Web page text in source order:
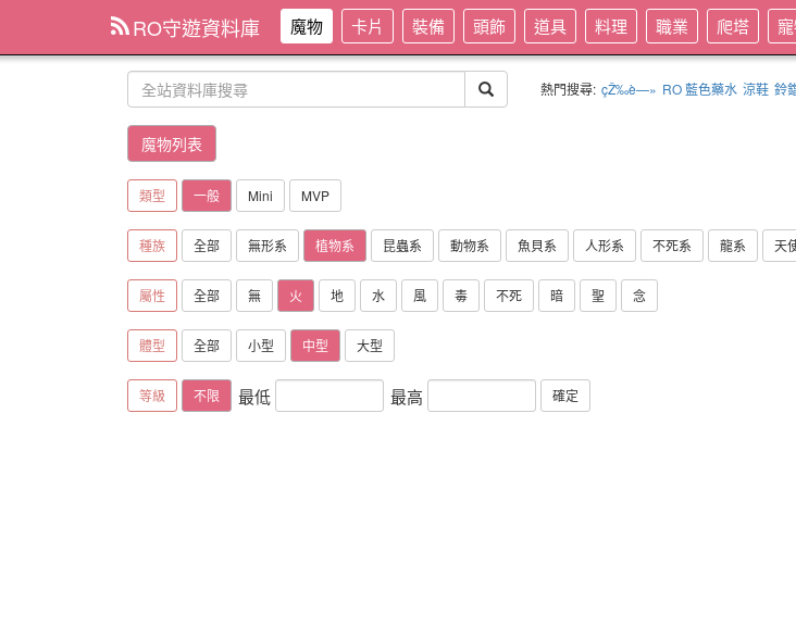
RO守遊資料庫 魔物 卡片 裝備 頭飾 道具 料理 職業 爬塔
熱門搜尋: çŽ‰è—» RO 藍色藥水 涼鞋 鈴
魔物列表
類型 一般 Mini MVP
種族 全部 無形系 植物系 昆蟲系 動物系 魚貝系 人形系 不死系 龍系 天
屬性 全部 無 火 地 水 風 毒 不死 暗 聖 念
體型 全部 小型 中型 大型
等級 不限 最低 最高 確定